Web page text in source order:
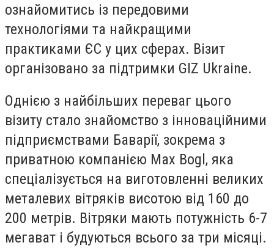
ознайомитись із передовими
технологіями та найкращими
практиками ЄС у цих сферах. Візит
організовано за підтримки GIZ Ukraine.
Однією з найбільших переваг цього
візиту стало знайомство з інноваційними
підприємствами Баварії, зокрема з
приватною компанією Max Bogl, яка
спеціалізується на виготовленні великих
металевих вітряків висотою від 160 до
200 метрів. Вітряки мають потужність 6-7
мегават і будуються всього за три місяці.